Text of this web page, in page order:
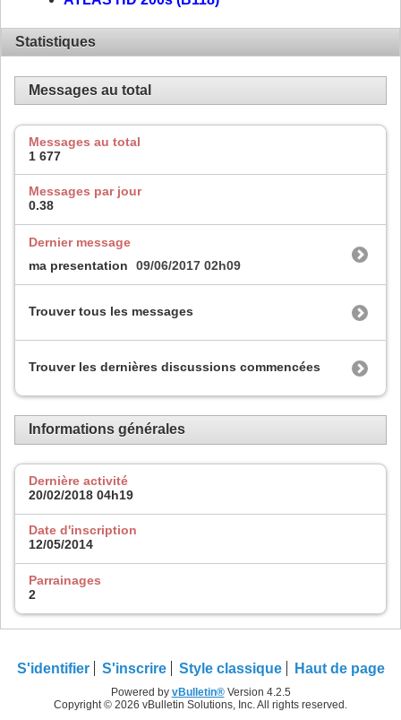
Statistiques
Messages au total
Messages au total
1 677
Messages par jour
0.38
Dernier message
ma presentation
09/06/2017 02h09
Trouver tous les messages
Trouver les dernières discussions commencées
Informations générales
Dernière activité
20/02/2018 04h19
Date d'inscription
12/05/2014
Parrainages
2
S'identifier S'inscrire Style classique Haut de page
Powered by vBulletin®Version 4.2.5
Copyright © 2026 vBulletin Solutions, Inc. All rights reserved.